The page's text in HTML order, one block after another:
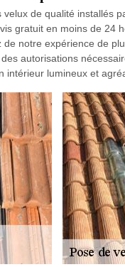
de qualité installés
gratuit en moins de 24
notre expérience de
autorisations
intérieur lumineux et